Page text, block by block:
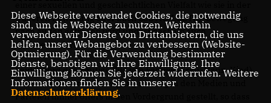
Queeren Bewegung oder auch LSBTIQ/LGBTIQ-Bewegung
nach außen getragen wird und ist deshalb auch
desinteressiert.
Leider wird das heutige Bild von Familie (Frau-Mann-Kind)
durch die Queeren-Bewegung ständig in den Medien und
Parteien immer öfters in den Vordergrund gestellt, so dass
Diese Webseite verwendet Cookies, die notwendig
sind, um die Webseite zu nutzen. Weiterhin
verwenden wir Dienste von Drittanbietern, die uns
helfen, unser Webangebot zu verbessern (Website-
Optmierung). Für die Verwendung bestimmter
Dienste, benötigen wir Ihre Einwilligung. Ihre
Einwilligung können Sie jederzeit widerrufen. Weitere
Informationen finden Sie in unserer
Datenschutzerklärung.